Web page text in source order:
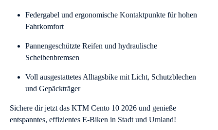
Federgabel und ergonomische Kontaktpunkte für hohen
Fahrkomfort
Pannengeschützte Reifen und hydraulische
Scheibenbremsen
Voll ausgestattetes Alltagsbike mit Licht, Schutzblechen
und Gepäckträger
Sichere dir jetzt das KTM Cento 10 2026 und genieße
entspanntes, effizientes E-Biken in Stadt und Umland!